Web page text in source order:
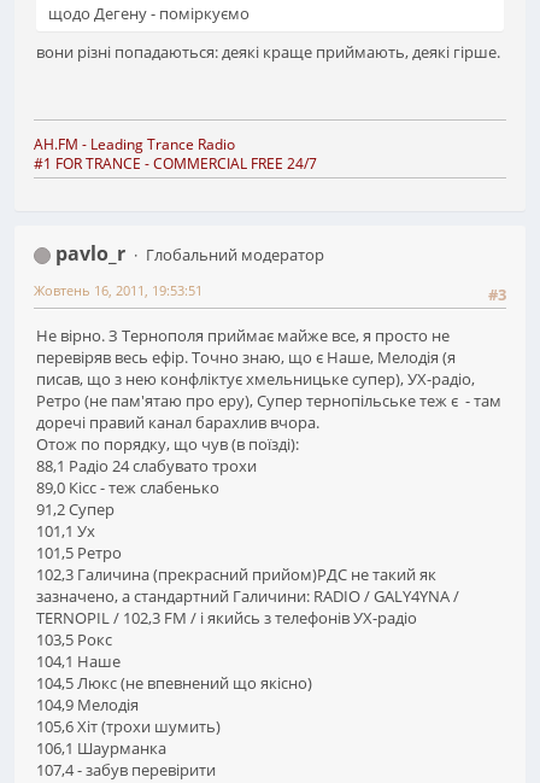
щодо Дегену - поміркуємо
вони різні попадаються: деякі краще приймають, деякі гірше.
AH.FM - Leading Trance Radio
#1 FOR TRANCE - COMMERCIAL FREE 24/7
pavlo_r
Глобальний модератор
#3
Жовтень 16, 2011, 19:53:51
Не вірно. З Тернополя приймає майже все, я просто не
перевіряв весь ефір. Точно знаю, що є Наше, Мелодія (я
писав, що з нею конфліктує хмельницьке супер), УХ-радіо,
Ретро (не пам'ятаю про еру), Супер тернопільське теж є - там
доречі правий канал барахлив вчора.
Отож по порядку, що чув (в поїзді):
88,1 Радіо 24 слабувато трохи
89,0 Кісс - теж слабенько
91,2 Супер
101,1 Ух
101,5 Ретро
102,3 Галичина (прекрасний прийом)РДС не такий як
зазначено, а стандартний Галичини: RADIO / GALY4YNA /
TERNOPIL / 102,3 FM / і якийсь з телефонів УХ-радіо
103,5 Рокс
104,1 Наше
104,5 Люкс (не впевнений що якісно)
104,9 Мелодія
105,6 Хіт (трохи шумить)
106,1 Шаурманка
107,4 - забув перевірити